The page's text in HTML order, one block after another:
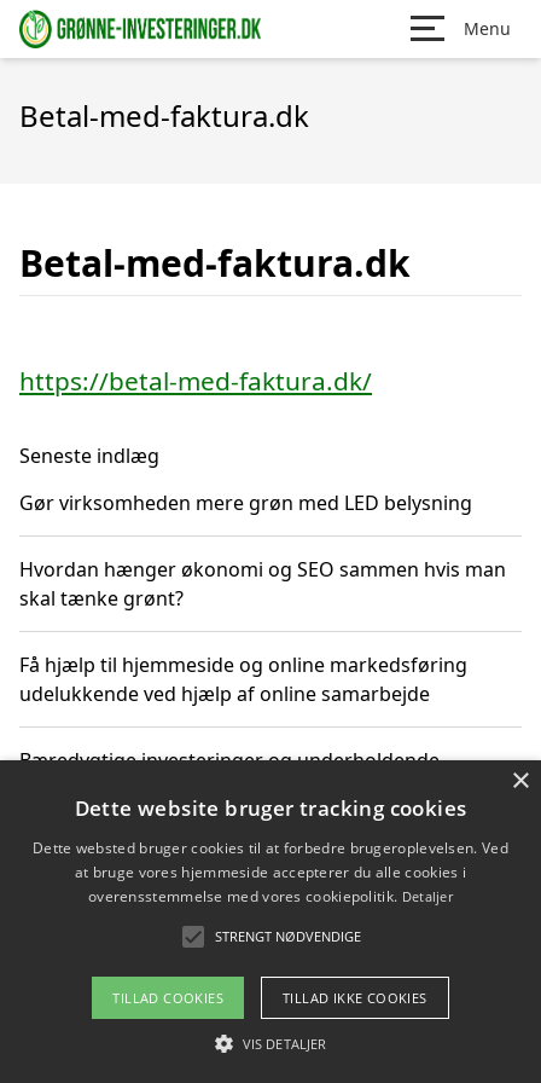
Menu
Betal-med-faktura.dk
Betal-med-faktura.dk
https://betal-med-faktura.dk/
Seneste indlæg
Gør virksomheden mere grøn med LED belysning
Hvordan hænger økonomi og SEO sammen hvis man
skal tænke grønt?
Få hjælp til hjemmeside og online markedsføring
udelukkende ved hjælp af online samarbejde
Bæredygtige investeringer og underholdende
Sådan kan online møder for virksomheder fremme
grønne investeringer
Copyright 2026 - Pilanto Aps
Om / kontakt
×
Dette website bruger tracking cookies
Dette websted bruger cookies til at forbedre brugeroplevelsen. Ved
at bruge vores hjemmeside accepterer du alle cookies i
overensstemmelse med vores cookiepolitik. Detaljer
STRENGT NØDVENDIGE
TILLAD COOKIES TILLAD IKKE COOKIES
VIS DETALJER